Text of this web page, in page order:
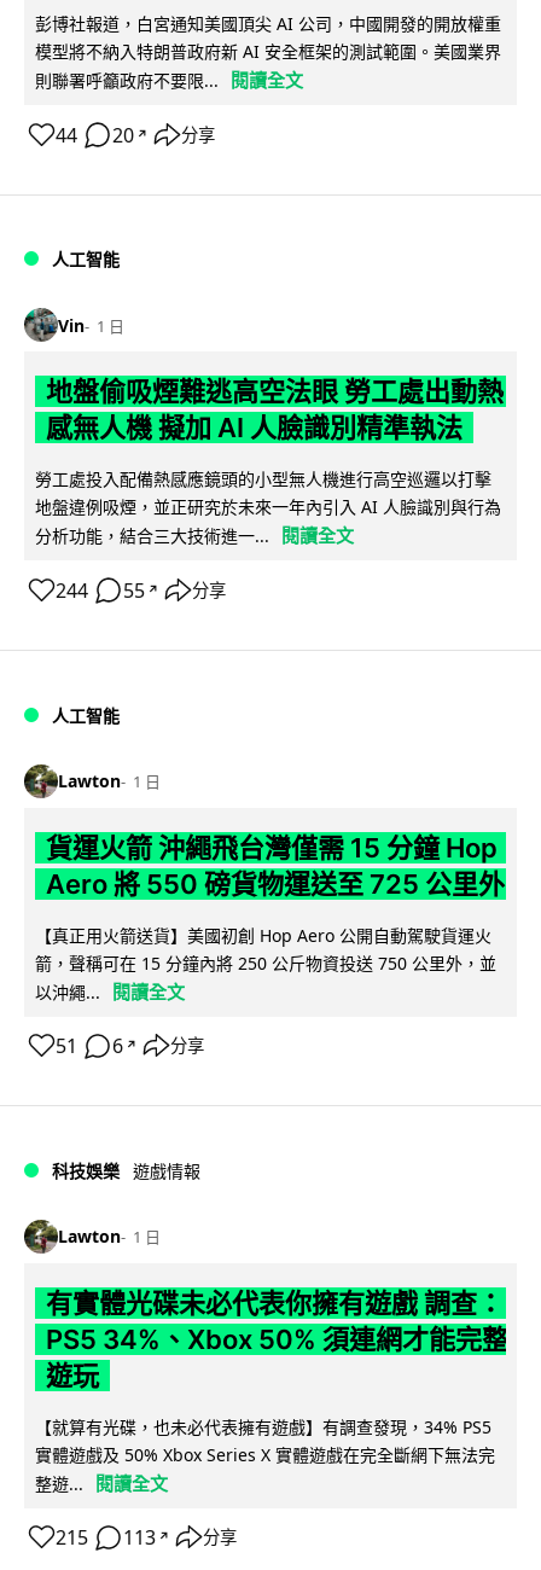
彭博社報道，白宮通知美國頂尖 AI 公司，中國開發的開放權重
模型將不納入特朗普政府新 AI 安全框架的測試範圍。美國業界
則聯署呼籲政府不要限...
閱讀全文
44 20 ↗ 分享
人工智能
Vin 1 日
地盤偷吸煙難逃高空法眼 勞工處出動熱
感無人機 擬加 AI 人臉識別精準執法
勞工處投入配備熱感應鏡頭的小型無人機進行高空巡邏以打擊
地盤違例吸煙，並正研究於未來一年內引入 AI 人臉識別與行為
分析功能，結合三大技術進一...
閱讀全文
244 55 ↗ 分享
人工智能
Lawton 1 日
貨運火箭 沖繩飛台灣僅需 15 分鐘 Hop
Aero 將 550 磅貨物運送至 725 公里外
【真正用火箭送貨】美國初創 Hop Aero 公開自動駕駛貨運火
箭，聲稱可在 15 分鐘內將 250 公斤物資投送 750 公里外，並
以沖繩...
閱讀全文
51 6 ↗ 分享
科技娛樂 遊戲情報
Lawton 1 日
有實體光碟未必代表你擁有遊戲 調查：
PS5 34%、Xbox 50% 須連網才能完整
遊玩
【就算有光碟，也未必代表擁有遊戲】有調查發現，34% PS5
實體遊戲及 50% Xbox Series X 實體遊戲在完全斷網下無法完
整遊...
閱讀全文
215 113 ↗ 分享